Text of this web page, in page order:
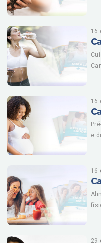
[/
16
[/
16
e
16
29